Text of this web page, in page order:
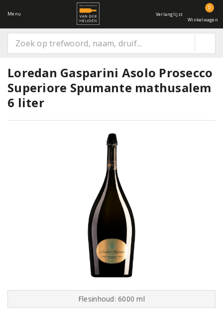
Menu Verlanglijst
0
Winkelwagen
Loredan Gasparini Asolo Prosecco
Superiore Spumante mathusalem
6 liter
Flesinhoud: 6000 ml